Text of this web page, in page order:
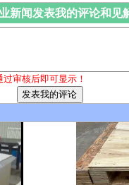
新闻发表我的评论和见
审核后即可显示！